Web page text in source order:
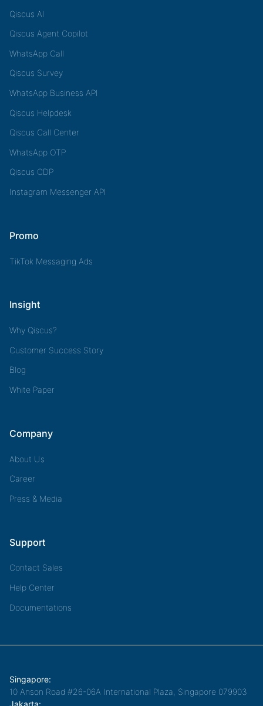
Qiscus AI
Qiscus Agent Copilot
WhatsApp Call
Qiscus Survey
WhatsApp Business API
Qiscus Helpdesk
Qiscus Call Center
WhatsApp OTP
Qiscus CDP
Instagram Messenger API
Promo
TikTok Messaging Ads
Insight
Why Qiscus?
Customer Success Story
Blog
White Paper
Company
About Us
Career
Press & Media
Support
Contact Sales
Help Center
Documentations
Singapore:
10 Anson Road #26-06A International Plaza, Singapore 079903